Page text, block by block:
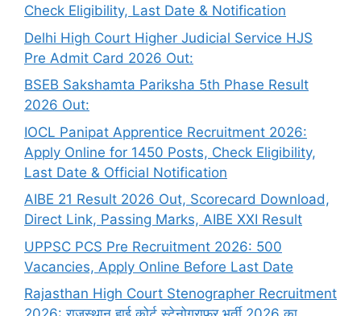
Check Eligibility, Last Date & Notification
Delhi High Court Higher Judicial Service HJS
Pre Admit Card 2026 Out:
BSEB Sakshamta Pariksha 5th Phase Result
2026 Out:
IOCL Panipat Apprentice Recruitment 2026:
Apply Online for 1450 Posts, Check Eligibility,
Last Date & Official Notification
AIBE 21 Result 2026 Out, Scorecard Download,
Direct Link, Passing Marks, AIBE XXI Result
UPPSC PCS Pre Recruitment 2026: 500
Vacancies, Apply Online Before Last Date
Rajasthan High Court Stenographer Recruitment